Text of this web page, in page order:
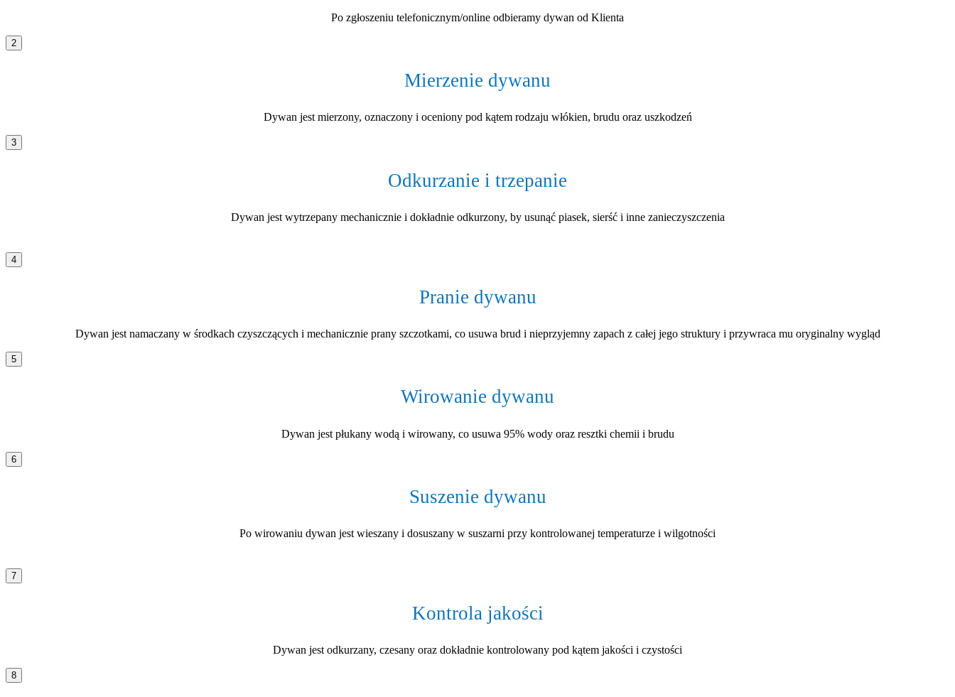
Po zgłoszeniu telefonicznym/online odbieramy dywan od Klienta
2
Mierzenie dywanu
Dywan jest mierzony, oznaczony i oceniony pod kątem rodzaju włókien, brudu oraz uszkodzeń
3
Odkurzanie i trzepanie
Dywan jest wytrzepany mechanicznie i dokładnie odkurzony, by usunąć piasek, sierść i inne zanieczyszczenia
4
Pranie dywanu
Dywan jest namaczany w środkach czyszczących i mechanicznie prany szczotkami, co usuwa brud i nieprzyjemny zapach z całej jego struktury i przywraca mu oryginalny wygląd
5
Wirowanie dywanu
Dywan jest płukany wodą i wirowany, co usuwa 95% wody oraz resztki chemii i brudu
6
Suszenie dywanu
Po wirowaniu dywan jest wieszany i dosuszany w suszarni przy kontrolowanej temperaturze i wilgotności
7
Kontrola jakości
Dywan jest odkurzany, czesany oraz dokładnie kontrolowany pod kątem jakości i czystości
8